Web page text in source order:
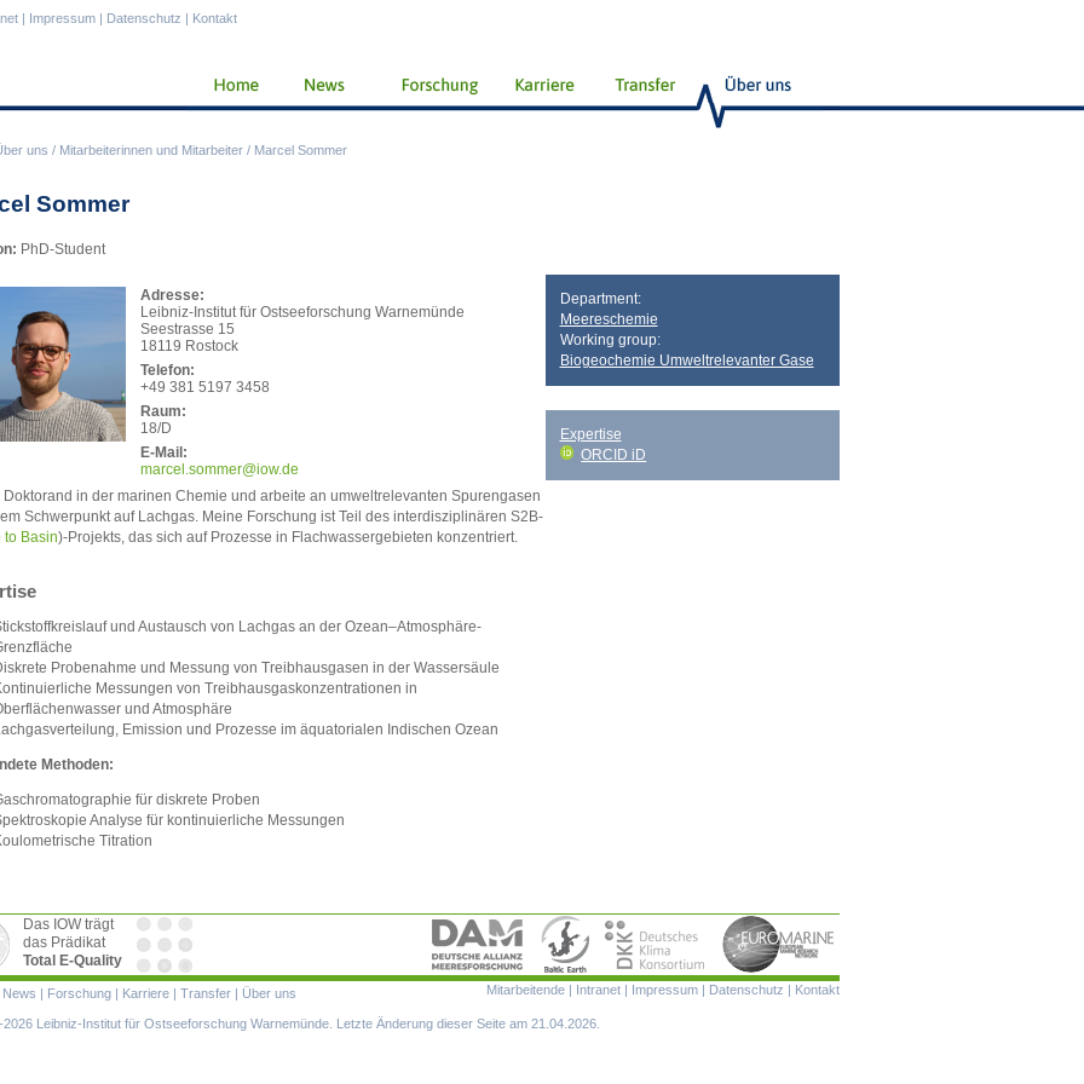
uns / Mitarbeiterinnen und Mitarbeiter / Marcel Sommer
| Impressum | Datenschutz | Kontakt
Sommer
PhD-Student
Adresse:
Leibniz-Institut für Ostseeforschung Warnemünde
Seestrasse 15
18119 Rostock
Telefon:
+49 381 5197 3458
Raum:
18/D
E-Mail:
marcel.sommer@iow.de
Doktorand in der marinen Chemie und arbeite an umweltrelevanten Spurengasen
Schwerpunkt auf Lachgas. Meine Forschung ist Teil des interdisziplinären S2B-
to Basin)-Projekts, das sich auf Prozesse in Flachwassergebieten konzentriert.
und Austausch von Lachgas an der Ozean–Atmosphäre-
Probenahme und Messung von Treibhausgasen in der Wassersäule
Messungen von Treibhausgaskonzentrationen in
und Atmosphäre
Emission und Prozesse im äquatorialen Indischen Ozean
Methoden:
für diskrete Proben
Analyse für kontinuierliche Messungen
Titration
Department:
Meereschemie
Working group:
Biogeochemie Umweltrelevanter Gase
Expertise
ORCID iD
Das IOW trägt
das Prädikat
Total E-Quality
Navigation
Mitarbeitende | Intranet | Impressum | Datenschutz | Kontakt
News | Forschung | Karriere | Transfer | Über uns
Leibniz-Institut für Ostseeforschung Warnemünde. Letzte Änderung dieser Seite am 21.04.2026.